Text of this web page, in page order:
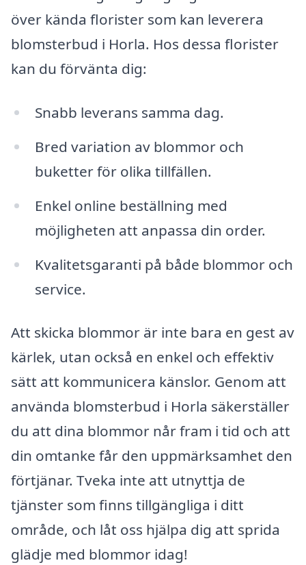
över kända florister som kan leverera
blomsterbud i Horla. Hos dessa florister
kan du förvänta dig:
Snabb leverans samma dag.
Bred variation av blommor och
buketter för olika tillfällen.
Enkel online beställning med
möjligheten att anpassa din order.
Kvalitetsgaranti på både blommor och
service.
Att skicka blommor är inte bara en gest av
kärlek, utan också en enkel och effektiv
sätt att kommunicera känslor. Genom att
använda blomsterbud i Horla säkerställer
du att dina blommor når fram i tid och att
din omtanke får den uppmärksamhet den
förtjänar. Tveka inte att utnyttja de
tjänster som finns tillgängliga i ditt
område, och låt oss hjälpa dig att sprida
glädje med blommor idag!